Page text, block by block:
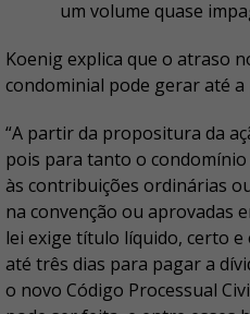
um volume quase
Koenig explica que o atraso
condominial pode gerar até a
“A partir da propositura da
pois para tanto o
às contribuições ordinárias
na convenção ou aprovadas
lei exige título líquido, certo e
até três dias para pagar a
o novo Código Processual